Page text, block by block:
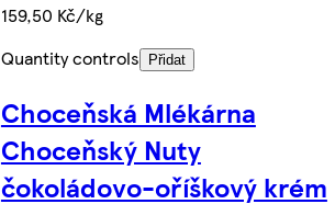
159,50 Kč/kg
Quantity controls
Přidat
Choceňská Mlékárna
Choceňský Nuty
čokoládovo-oříškový krém